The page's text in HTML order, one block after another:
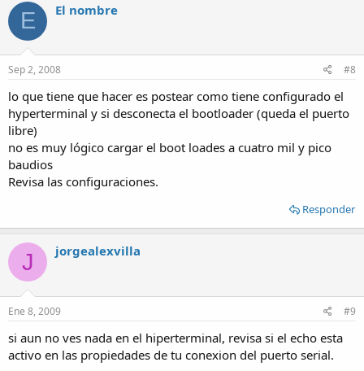
E El nombre
Sep 2, 2008 #8
lo que tiene que hacer es postear como tiene configurado el
hyperterminal y si desconecta el bootloader (queda el puerto
libre)
no es muy lógico cargar el boot loades a cuatro mil y pico
baudios
Revisa las configuraciones.
Responder
J jorgealexvilla
Ene 8, 2009 #9
si aun no ves nada en el hiperterminal, revisa si el echo esta
activo en las propiedades de tu conexion del puerto serial.